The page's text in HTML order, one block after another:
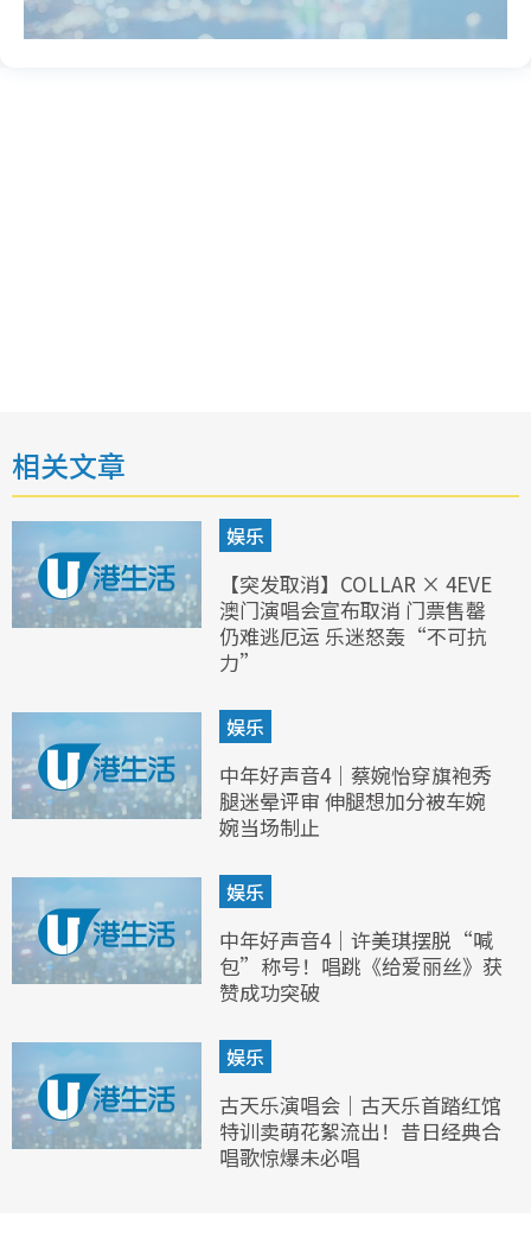
相关文章
娱乐
【突发取消】COLLAR × 4EVE
澳门演唱会宣布取消 门票售罄
仍难逃厄运 乐迷怒轰“不可抗
力”
娱乐
中年好声音4｜蔡婉怡穿旗袍秀
腿迷晕评审 伸腿想加分被车婉
婉当场制止
娱乐
中年好声音4｜许美琪摆脱“喊
包”称号！唱跳《给爱丽丝》获
赞成功突破
娱乐
古天乐演唱会｜古天乐首踏红馆
特训卖萌花絮流出！昔日经典合
唱歌惊爆未必唱